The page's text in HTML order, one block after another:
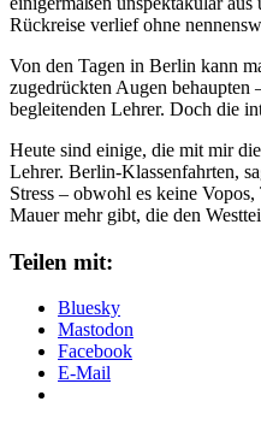
Rückreise verlief ohne
Von den Tagen in Berlin kann
zugedrückten Augen behaupten
begleitenden Lehrer. Doch die
Heute sind einige, die mit mir
Lehrer. Berlin-Klassenfahrten,
Stress – obwohl es keine
Mauer mehr gibt, die den
Teilen mit:
Bluesky
Mastodon
Facebook
E-Mail